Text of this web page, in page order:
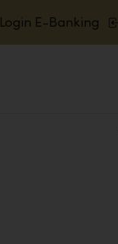
Login E-Banking